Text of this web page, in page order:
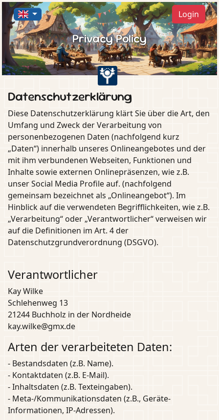
Login
Privacy Policy
Datenschutzerklärung
Diese Datenschutzerklärung klärt Sie über die Art, den
Umfang und Zweck der Verarbeitung von
personenbezogenen Daten (nachfolgend kurz
„Daten“) innerhalb unseres Onlineangebotes und der
mit ihm verbundenen Webseiten, Funktionen und
Inhalte sowie externen Onlinepräsenzen, wie z.B.
unser Social Media Profile auf. (nachfolgend
gemeinsam bezeichnet als „Onlineangebot“). Im
Hinblick auf die verwendeten Begrifflichkeiten, wie z.B.
„Verarbeitung“ oder „Verantwortlicher“ verweisen wir
auf die Definitionen im Art. 4 der
Datenschutzgrundverordnung (DSGVO).
Verantwortlicher
Kay Wilke
Schlehenweg 13
21244 Buchholz in der Nordheide
kay.wilke@gmx.de
Arten der verarbeiteten Daten:
- Bestandsdaten (z.B. Name).
- Kontaktdaten (z.B. E-Mail).
- Inhaltsdaten (z.B. Texteingaben).
- Meta-/Kommunikationsdaten (z.B., Geräte-
Informationen, IP-Adressen).